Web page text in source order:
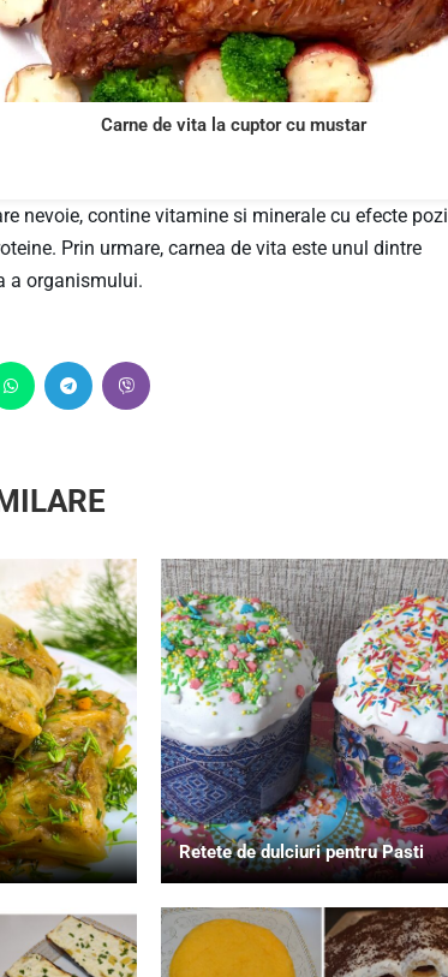
Carne de vita la cuptor cu mustar
nevoie, contine vitamine si minerale cu efecte
Prin urmare, carnea de vita este unul dintre
a organismului.
Retete de dulciuri pentru Pasti